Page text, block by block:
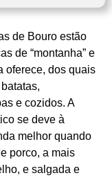
de Bouro estão
de “montanha” e
oferece, dos quais
e cozidos. A
se deve à
melhor quando
porco, a mais
e salgada e
do